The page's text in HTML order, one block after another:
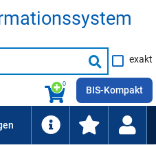
Suche
starten
exakt
0
BIS-Kompakt